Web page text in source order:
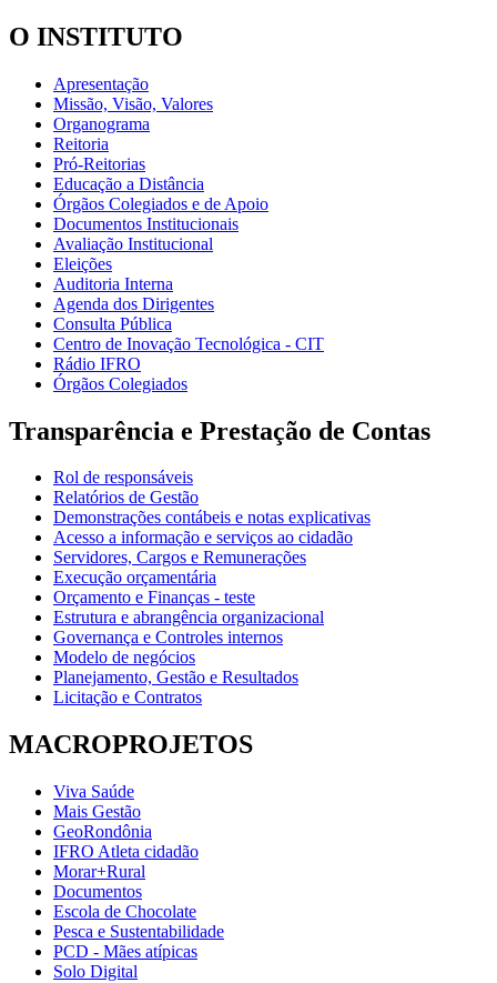
O INSTITUTO
Apresentação
Missão, Visão, Valores
Organograma
Reitoria
Pró-Reitorias
Educação a Distância
Órgãos Colegiados e de Apoio
Documentos Institucionais
Avaliação Institucional
Eleições
Auditoria Interna
Agenda dos Dirigentes
Consulta Pública
Centro de Inovação Tecnológica - CIT
Rádio IFRO
Órgãos Colegiados
Transparência e Prestação de Contas
Rol de responsáveis
Relatórios de Gestão
Demonstrações contábeis e notas explicativas
Acesso a informação e serviços ao cidadão
Servidores, Cargos e Remunerações
Execução orçamentária
Orçamento e Finanças - teste
Estrutura e abrangência organizacional
Governança e Controles internos
Modelo de negócios
Planejamento, Gestão e Resultados
Licitação e Contratos
MACROPROJETOS
Viva Saúde
Mais Gestão
GeoRondônia
IFRO Atleta cidadão
Morar+Rural
Documentos
Escola de Chocolate
Pesca e Sustentabilidade
PCD - Mães atípicas
Solo Digital